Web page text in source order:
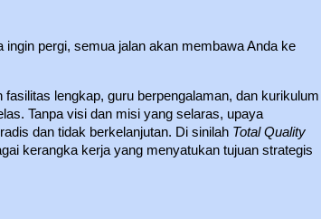
ingin pergi, semua jalan akan membawa Anda ke
lengkap, guru berpengalaman, dan kurikulum
Tanpa visi dan misi yang selaras, upaya
dan tidak berkelanjutan. Di sinilah Total Quality
kerangka kerja yang menyatukan tujuan strategis